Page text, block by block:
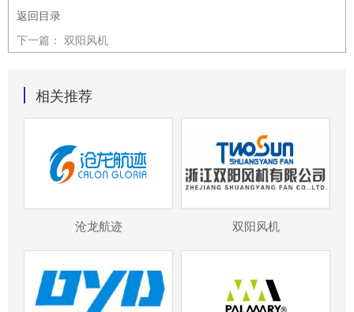
返回目录
下一篇： 双阳风机
相关推荐
沧龙航迹 双阳风机